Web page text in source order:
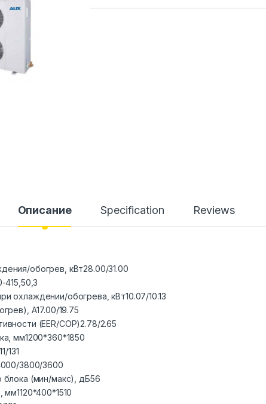
Описание Specification Reviews
обогрев, кВт28.00/31.00
415,50,3
охлаждении/обогрева, кВт10.07/10.13
А17.00/19.75
(EER/COP)2.78/2.65
мм1200*360*1850
131
3800/3600
блока (мин/макс), дБ56
мм1120*400*1510